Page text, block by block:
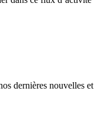
dernières nouvelles et